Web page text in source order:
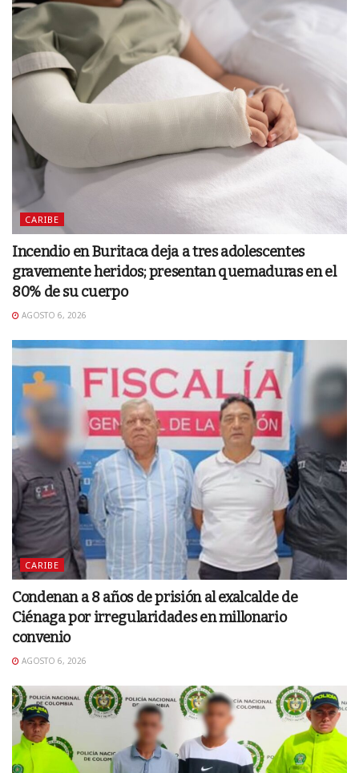
CARIBE
Incendio en Buritaca deja a tres adolescentes
gravemente heridos; presentan quemaduras en el
80% de su cuerpo
AGOSTO 6, 2026
CARIBE
Condenan a 8 años de prisión al exalcalde de
Ciénaga por irregularidades en millonario
convenio
AGOSTO 6, 2026